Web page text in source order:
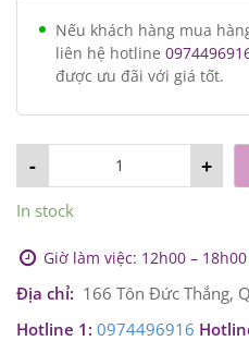
Nếu khách hàng mua
liên hệ hotline
được ưu đãi với giá tốt.
+
-
In stock
Giờ làm việc: 12h00 –
Địa chỉ: 166 Tôn Đức Thắng,
Hotline 1: 0974496916